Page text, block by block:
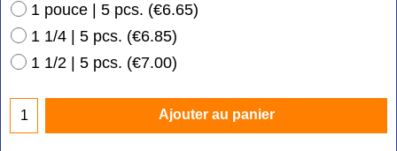
1 pouce | 5 pcs. (€6.65)
1 1/4 | 5 pcs. (€6.85)
1 1/2 | 5 pcs. (€7.00)
Ajouter au panier